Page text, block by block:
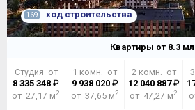
169 ход строительства
Квартиры от 8.3
Студия от
8 335 348 ₽
от 27,17 м2
1 комн. от
9 938 020₽
от 37,65 м2
2 комн. от
12 040 887₽
от 47,27 м2